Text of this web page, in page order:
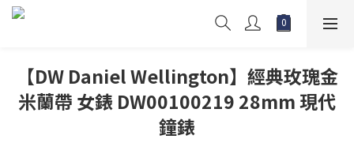
【DW Daniel Wellington】經典玫瑰金
米蘭帶 女錶 DW00100219 28mm 現代
鐘錶